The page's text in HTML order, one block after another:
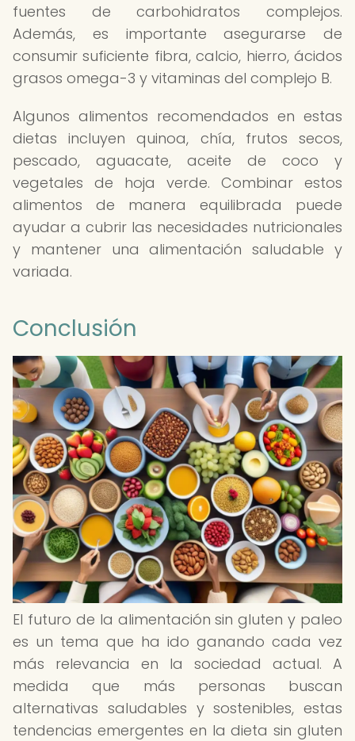
fuentes de carbohidratos complejos.
Además, es importante asegurarse de
consumir suficiente fibra, calcio, hierro, ácidos
grasos omega-3 y vitaminas del complejo B.
Algunos alimentos recomendados en estas
dietas incluyen quinoa, chía, frutos secos,
pescado, aguacate, aceite de coco y
vegetales de hoja verde. Combinar estos
alimentos de manera equilibrada puede
ayudar a cubrir las necesidades nutricionales
y mantener una alimentación saludable y
variada.
Conclusión
El futuro de la alimentación sin gluten y paleo
es un tema que ha ido ganando cada vez
más relevancia en la sociedad actual. A
medida que más personas buscan
alternativas saludables y sostenibles, estas
tendencias emergentes en la dieta sin gluten